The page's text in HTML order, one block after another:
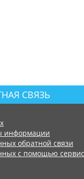
СВЯЗЬ
информации
обратной связи
с помощью